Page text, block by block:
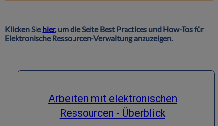
Klicken Siehier, um die Seite Best Practices und How-Tos für
Elektronische Ressourcen-Verwaltung anzuzeigen.
Arbeiten mit elektronischen
Ressourcen - Überblick